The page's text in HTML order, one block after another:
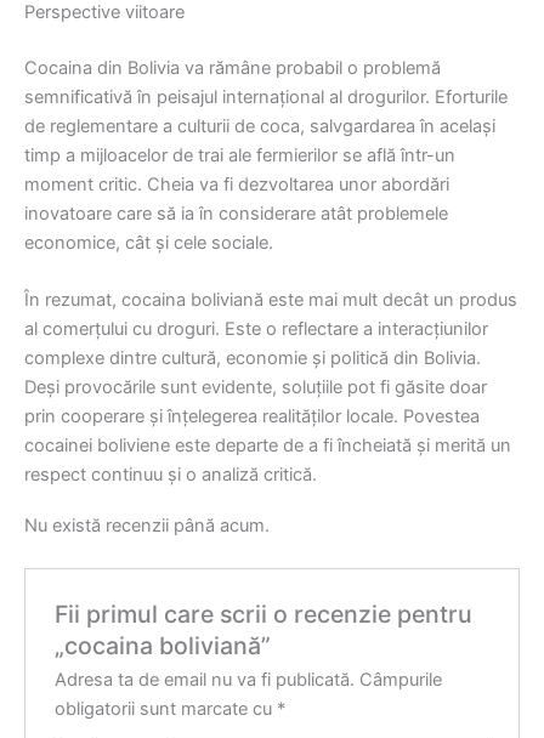
Perspective viitoare
Cocaina din Bolivia va rămâne probabil o problemă
semnificativă în peisajul internațional al drogurilor. Eforturile
de reglementare a culturii de coca, salvgardarea în același
timp a mijloacelor de trai ale fermierilor se află într-un
moment critic. Cheia va fi dezvoltarea unor abordări
inovatoare care să ia în considerare atât problemele
economice, cât și cele sociale.
În rezumat, cocaina boliviană este mai mult decât un produs
al comerțului cu droguri. Este o reflectare a interacțiunilor
complexe dintre cultură, economie și politică din Bolivia.
Deși provocările sunt evidente, soluțiile pot fi găsite doar
prin cooperare și înțelegerea realităților locale. Povestea
cocainei boliviene este departe de a fi încheiată și merită un
respect continuu și o analiză critică.
Nu există recenzii până acum.
Fii primul care scrii o recenzie pentru
„cocaina boliviană”
Adresa ta de email nu va fi publicată. Câmpurile
obligatorii sunt marcate cu *